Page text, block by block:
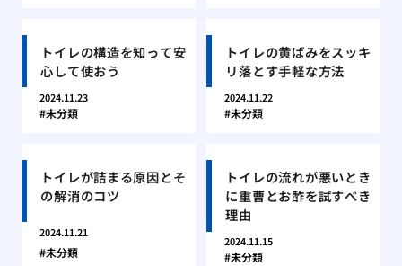
トイレの構造を知って安
心して使おう
2024.11.23
未分類
トイレの黄ばみをスッキ
リ落とす手軽な方法
2024.11.22
未分類
トイレが詰まる原因とそ
の解消のコツ
2024.11.21
未分類
トイレの流れが悪いとき
に重曹とお酢を試すべき
理由
2024.11.15
未分類